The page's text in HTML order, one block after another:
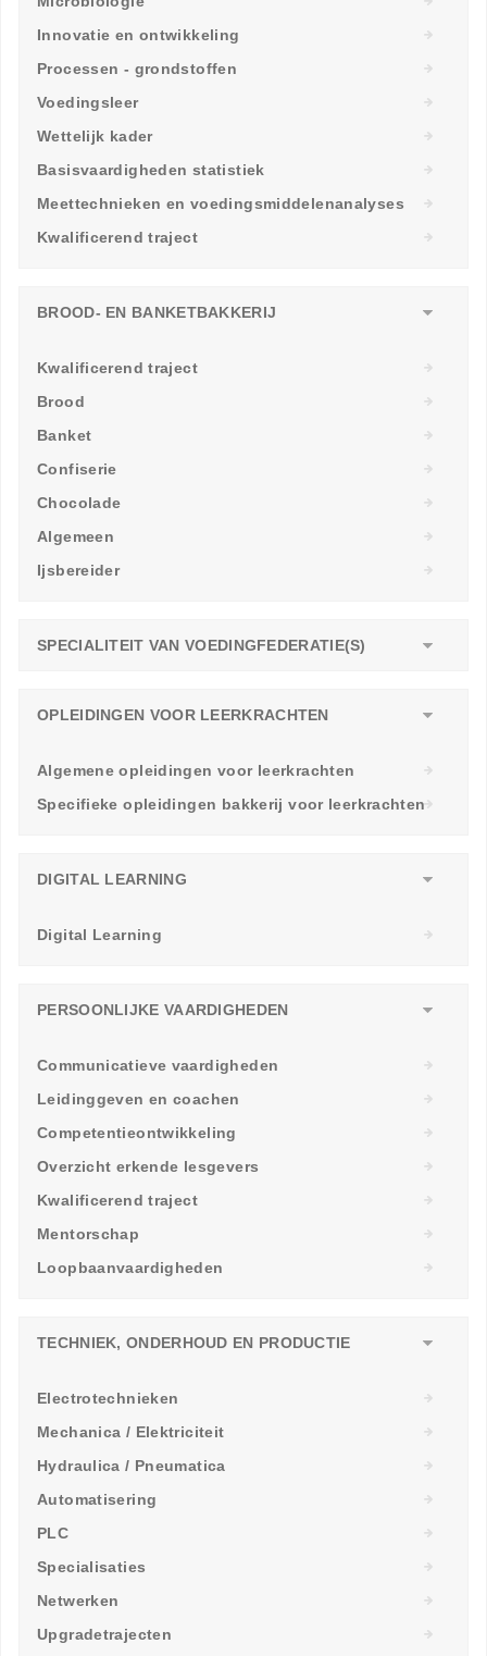
Innovatie en ontwikkeling
Processen - grondstoffen
Voedingsleer
Wettelijk kader
Basisvaardigheden statistiek
Meettechnieken en voedingsmiddelenanalyses
Kwalificerend traject
BROOD- EN BANKETBAKKERIJ
Kwalificerend traject
Brood
Banket
Confiserie
Chocolade
Algemeen
Ijsbereider
SPECIALITEIT VAN VOEDINGFEDERATIE(S)
OPLEIDINGEN VOOR LEERKRACHTEN
Algemene opleidingen voor leerkrachten
Specifieke opleidingen bakkerij voor leerkrachten
DIGITAL LEARNING
Digital Learning
PERSOONLIJKE VAARDIGHEDEN
Communicatieve vaardigheden
Leidinggeven en coachen
Competentieontwikkeling
Overzicht erkende lesgevers
Kwalificerend traject
Mentorschap
Loopbaanvaardigheden
TECHNIEK, ONDERHOUD EN PRODUCTIE
Electrotechnieken
Mechanica / Elektriciteit
Hydraulica / Pneumatica
Automatisering
PLC
Specialisaties
Netwerken
Upgradetrajecten